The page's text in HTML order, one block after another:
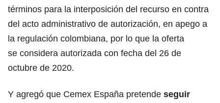
términos para la interposición del recurso en contra
del acto administrativo de autorización, en apego a
la regulación colombiana, por lo que la oferta
se considera autorizada con fecha del 26 de
octubre de 2020.
Y agregó que Cemex España pretende seguir